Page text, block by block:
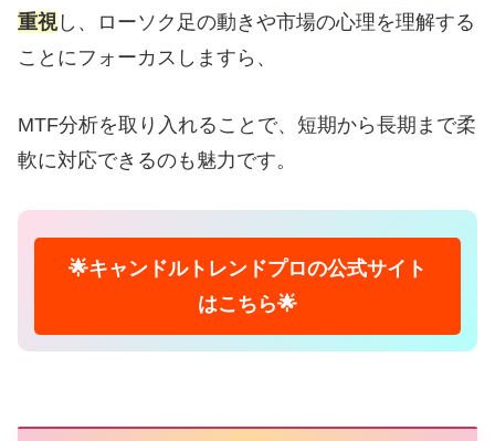
重視し、ローソク足の動きや市場の心理を理解する
ことにフォーカスしますら、
MTF分析を取り入れることで、短期から長期まで柔
軟に対応できるのも魅力です。
🌟キャンドルトレンドプロの公式サイト
はこちら🌟